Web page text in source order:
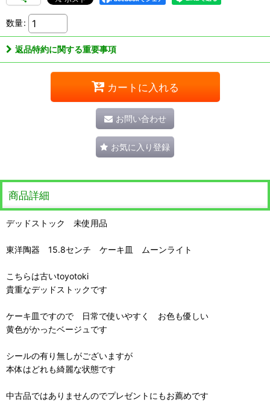
数量:
返品特約に関する重要事項
カートに入れる
お問い合わせ
お気に入り登録
商品詳細
デッドストック 未使用品
東洋陶器 15.8センチ ケーキ皿 ムーンライト
こちらは古いtoyotoki
貴重なデッドストックです
ケーキ皿ですので 日常で使いやすく お色も優しい
黄色がかったベージュです
シールの有り無しがございますが
本体はどれも綺麗な状態です
中古品ではありませんのでプレゼントにもお薦めです